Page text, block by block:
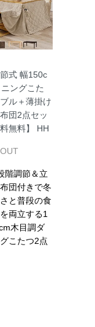
式 幅150c
ングこた
ル＋薄掛け
団2点セッ
無料】 HH
階調節＆立
団付きで冬
と普段の食
両立する1
木目調ダ
こたつ2点